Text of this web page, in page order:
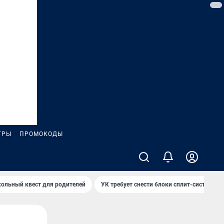
ПРОМОКОДЫ
квест для родителей УК требует снести блоки сплит-систем